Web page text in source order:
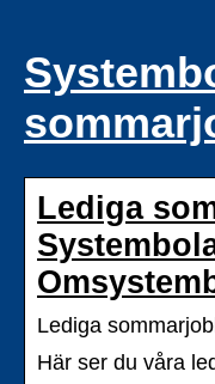
Lediga
Lediga
Här ser du våra